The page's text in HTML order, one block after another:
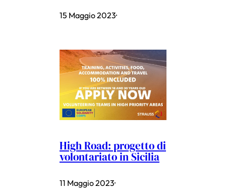
15 Maggio 2023·
High Road: progetto di
volontariato in Sicilia
11 Maggio 2023·